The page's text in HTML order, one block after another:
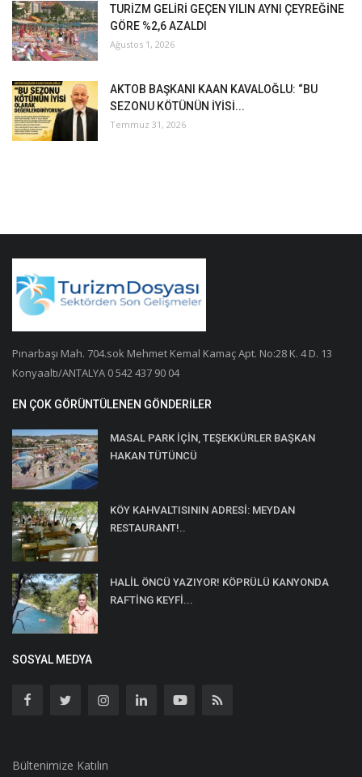
TURİZM GELİRİ GEÇEN YILIN AYNI ÇEYREĞİNE
GÖRE %2,6 AZALDI
Ağustos 1, 2026
AKTOB BAŞKANI KAAN KAVALOĞLU: “BU
SEZONU KÖTÜNÜN İYİSİ...
Temmuz 31, 2026
Pınarbaşı Mah. 704.sok Mehmet Kemal Kamaç Apt. No:28 K. 4 D. 13
Konyaaltı/ANTALYA 0 542 437 90 04
EN ÇOK GÖRÜNTÜLENEN GÖNDERILER
MASAL PARK İÇİN, TEŞEKKÜRLER BAŞKAN
HAKAN TÜTÜNCÜ
KÖY KAHVALTISININ ADRESİ: MEYDAN
RESTAURANT!..
HALİL ÖNCÜ YAZIYOR! KÖPRÜLÜ KANYONDA
RAFTİNG KEYFİ...
SOSYAL MEDYA
Bültenimize Katılın